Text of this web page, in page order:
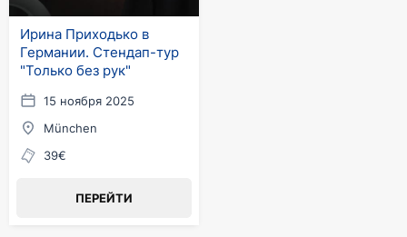
Ирина Приходько в
Германии. Стендап-тур
"Только без рук"
15 ноября 2025
München
39€
ПЕРЕЙТИ